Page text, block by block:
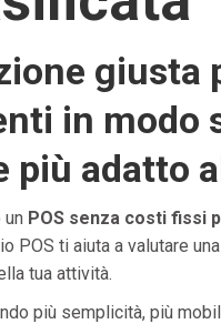
giusta
in modo
più adatto
POS senza costi fissi
POS ti aiuta a valutare
tua attività.
più semplicità, più